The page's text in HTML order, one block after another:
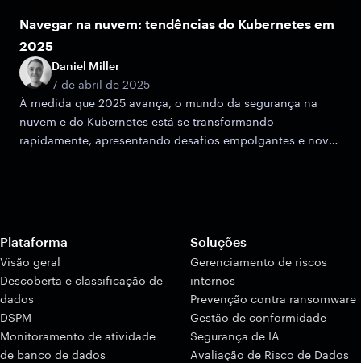
Navegar na nuvem: tendências do Kubernetes em
2025
Daniel Miller
7 de abril de 2025
À medida que 2025 avança, o mundo da segurança na
nuvem e do Kubernetes está se transformando
rapidamente, apresentando desafios empolgantes e novas
Plataforma
Visão geral
Descoberta e classificação de
dados
DSPM
Monitoramento de atividade
de banco de dados
Soluções
Gerenciamento de riscos
internos
Prevenção contra ransomware
Gestão de conformidade
Segurança de IA
Avaliação de Risco de Dados